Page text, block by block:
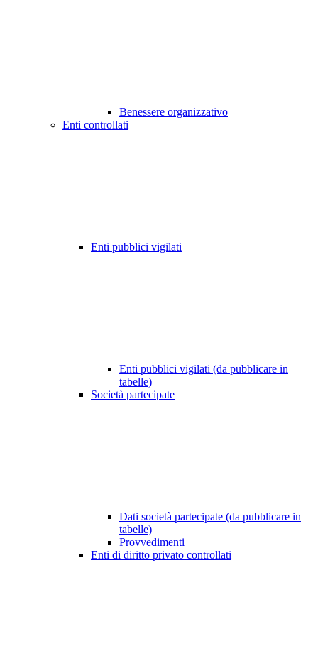
Benessere organizzativo
Enti controllati
Enti pubblici vigilati
Enti pubblici vigilati (da pubblicare in
tabelle)
Società partecipate
Dati società partecipate (da pubblicare in
tabelle)
Provvedimenti
Enti di diritto privato controllati